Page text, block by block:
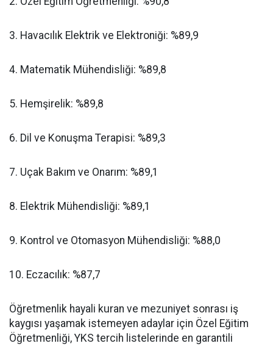
​3. Havacılık Elektrik ve Elektroniği: %89,9
​4. Matematik Mühendisliği: %89,8
​5. Hemşirelik: %89,8
​6. Dil ve Konuşma Terapisi: %89,3
​7. Uçak Bakım ve Onarım: %89,1
​8. Elektrik Mühendisliği: %89,1
​9. Kontrol ve Otomasyon Mühendisliği: %88,0
​10. Eczacılık: %87,7
​Öğretmenlik hayali kuran ve mezuniyet sonrası iş
kaygısı yaşamak istemeyen adaylar için Özel Eğitim
Öğretmenliği, YKS tercih listelerinde en garantili